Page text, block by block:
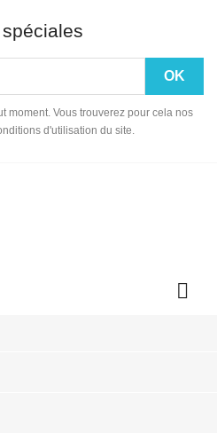
moment. Vous trouverez pour cela nos
d'utilisation du site.
